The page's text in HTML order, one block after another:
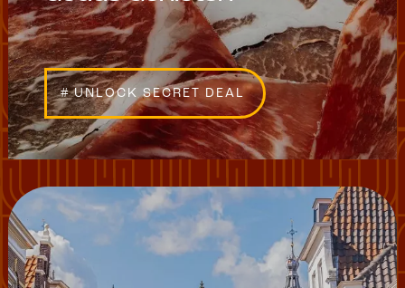
# UNLOCK SECRET DEAL